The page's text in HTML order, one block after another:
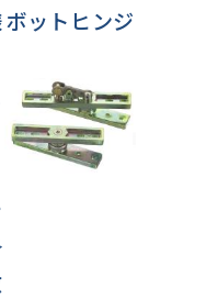
ボットヒンジ